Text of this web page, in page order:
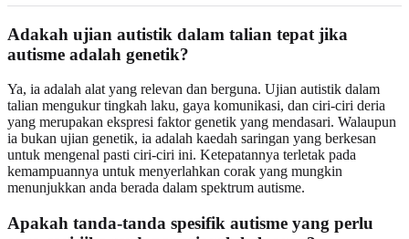
Adakah ujian autistik dalam talian tepat jika
autisme adalah genetik?
Ya, ia adalah alat yang relevan dan berguna. Ujian autistik dalam
talian mengukur tingkah laku, gaya komunikasi, dan ciri-ciri deria
yang merupakan ekspresi faktor genetik yang mendasari. Walaupun
ia bukan ujian genetik, ia adalah kaedah saringan yang berkesan
untuk mengenal pasti ciri-ciri ini. Ketepatannya terletak pada
kemampuannya untuk menyerlahkan corak yang mungkin
menunjukkan anda berada dalam spektrum autisme.
Apakah tanda-tanda spesifik autisme yang perlu